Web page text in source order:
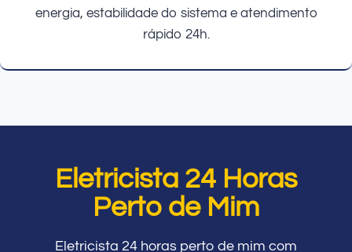
energia, estabilidade do sistema e atendimento
rápido 24h.
Eletricista 24 Horas
Perto de Mim
Eletricista 24 horas perto de mim com